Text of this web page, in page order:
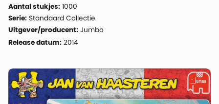
Aantal stukjes: 1000
Serie: Standaard Collectie
Uitgever/producent: Jumbo
Release datum: 2014